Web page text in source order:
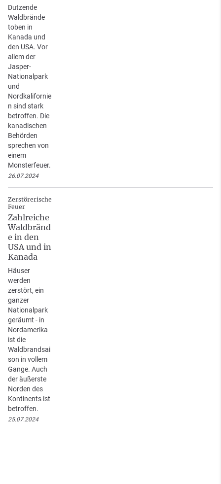
Dutzende
Waldbrände
toben in
Kanada und
den USA. Vor
allem der
Jasper-
Nationalpark
und
Nordkalifornie
n sind stark
betroffen. Die
kanadischen
Behörden
sprechen von
einem
Monsterfeuer.
26.07.2024
Zerstörerische
Feuer
Zahlreiche
Waldbränd
e in den
USA und in
Kanada
Häuser
werden
zerstört, ein
ganzer
Nationalpark
geräumt - in
Nordamerika
ist die
Waldbrandsai
son in vollem
Gange. Auch
der äußerste
Norden des
Kontinents ist
betroffen.
25.07.2024